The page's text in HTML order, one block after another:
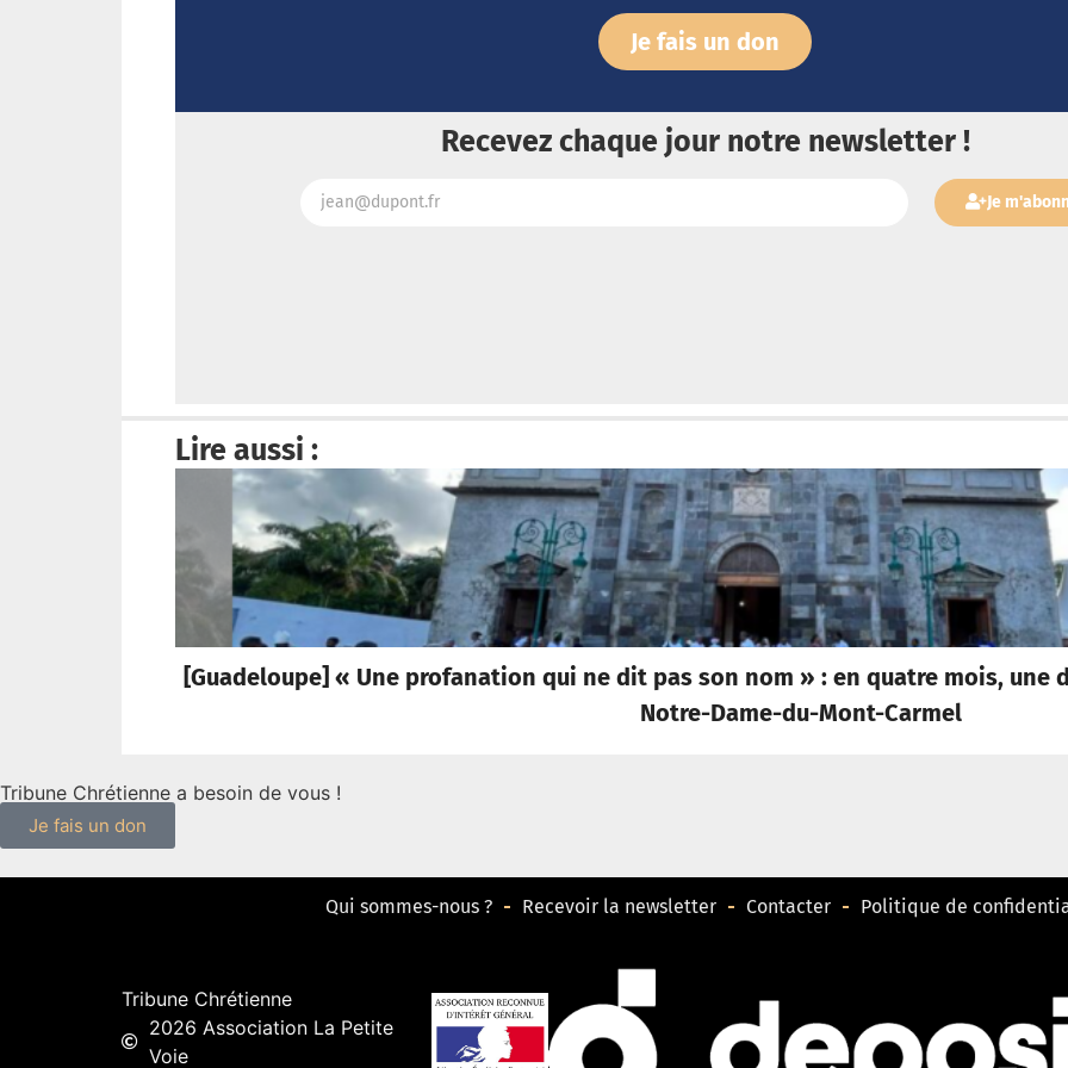
Je fais un don
Recevez chaque jour notre newsletter !
Je
Lire aussi :
[Guadeloupe] « Une profanation qui ne dit pas son nom » : en quatre mois, une
Notre-Dame-du-Mont-Carmel
Tribune Chrétienne a besoin de vous !
Je fais un don
Qui sommes-nous ? Recevoir la newsletter Contacter Politique de
Tribune Chrétienne
2026 Association La Petite
Voie